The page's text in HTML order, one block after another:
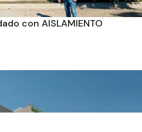
con AISLAMIENTO